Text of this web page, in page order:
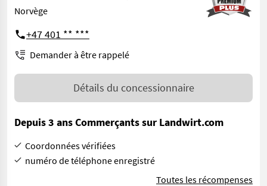
Norvège
+47 401 ** ***
Demander à être rappelé
Détails du concessionnaire
Depuis 3 ans Commerçants sur Landwirt.com
Coordonnées vérifiées
numéro de téléphone enregistré
Toutes les récompenses